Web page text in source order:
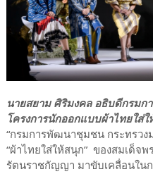
นายสยาม ศิริมงคล อธิบดีกรมก
โครงการนักออกแบบผ้าไทยใส่
“กรมการพัฒนาชุมชน กระทรว
“ผ้าไทยใส่ให้สนุก” ของสมเด็จ
รัตนราชกัญญา มาขับเคลื่อนใ